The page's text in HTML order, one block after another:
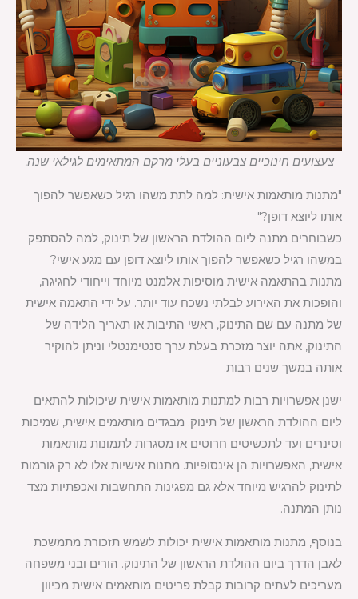
צעצועים חינוכיים צבעוניים בעלי מרקם המתאימים לגילאי שנה.
"מתנות מותאמות אישית: למה לתת משהו רגיל כשאפשר להפוך
אותו ליוצא דופן?"
כשבוחרים מתנה ליום ההולדת הראשון של תינוק, למה להסתפק
במשהו רגיל כשאפשר להפוך אותו ליוצא דופן עם מגע אישי?
מתנות בהתאמה אישית מוסיפות אלמנט מיוחד וייחודי לחגיגה,
והופכות את האירוע לבלתי נשכח עוד יותר. על ידי התאמה אישית
של מתנה עם שם התינוק, ראשי התיבות או תאריך הלידה של
התינוק, אתה יוצר מזכרת בעלת ערך סנטימנטלי וניתן להוקיר
אותה במשך שנים רבות.
ישנן אפשרויות רבות למתנות מותאמות אישית שיכולות להתאים
ליום ההולדת הראשון של תינוק. מבגדים מותאמים אישית, שמיכות
וסינרים ועד לתכשיטים חרוטים או מסגרות לתמונות מותאמות
אישית, האפשרויות הן אינסופיות. מתנות אישיות אלו לא רק גורמות
לתינוק להרגיש מיוחד אלא גם מפגינות התחשבות ואכפתיות מצד
נותן המתנה.
בנוסף, מתנות מותאמות אישית יכולות לשמש תזכורת מתמשכת
לאבן הדרך ביום ההולדת הראשון של התינוק. הורים ובני משפחה
מעריכים לעתים קרובות קבלת פריטים מותאמים אישית מכיוון